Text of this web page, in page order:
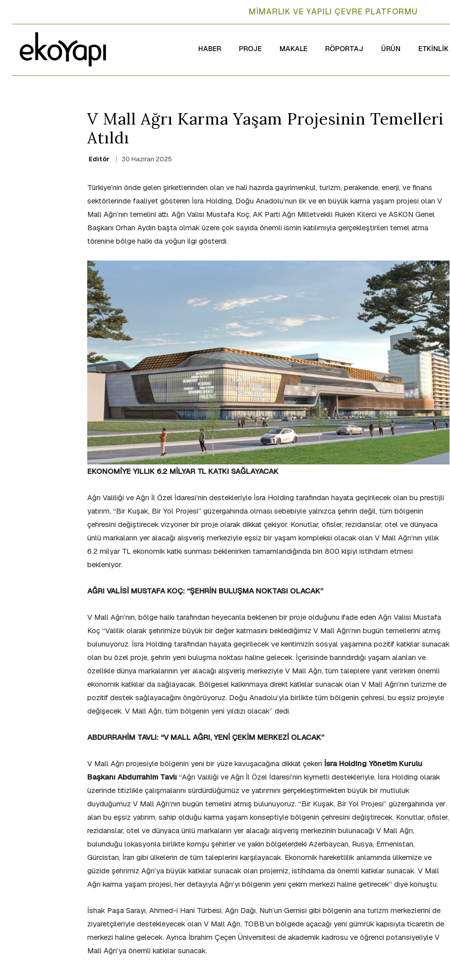
MİMARLIK VE YAPILI ÇEVRE PLATFORMU
HABER PROJE MAKALE RÖPORTAJ ÜRÜN ETKİNLİK
V Mall Ağrı Karma Yaşam Projesinin Temelleri
Atıldı
Editör 30 Haziran 2025
Türkiye’nin önde gelen şirketlerinden olan ve hali hazırda gayrimenkul, turizm, perakende, enerji, ve finans
sektörlerinde faaliyet gösteren İsra Holding, Doğu Anadolu’nun ilk ve en büyük karma yaşam projesi olan V
Mall Ağrı’nın temelini attı. Ağrı Valisi Mustafa Koç, AK Parti Ağrı Milletvekili Ruken Kilerci ve ASKON Genel
Başkanı Orhan Aydın başta olmak üzere çok sayıda önemli ismin katılımıyla gerçekleştirilen temel atma
törenine bölge halkı da yoğun ilgi gösterdi.
EKONOMİYE YILLIK 6.2 MİLYAR TL KATKI SAĞLAYACAK
Ağrı Valiliği ve Ağrı İl Özel İdaresi’nin destekleriyle İsra Holding tarafından hayata geçirilecek olan bu prestijli
yatırım, “Bir Kuşak, Bir Yol Projesi” güzergahında olması sebebiyle yalnızca şehrin değil, tüm bölgenin
çehresini değiştirecek vizyoner bir proje olarak dikkat çekiyor. Konutlar, ofisler, rezidanslar, otel ve dünyaca
ünlü markaların yer alacağı alışveriş merkeziyle eşsiz bir yaşam kompleksi olacak olan V Mall Ağrı’nın yıllık
6.2 milyar TL ekonomik katkı sunması beklenirken tamamlandığında bin 800 kişiyi istihdam etmesi
bekleniyor.
AĞRI VALİSİ MUSTAFA KOÇ: “ŞEHRİN BULUŞMA NOKTASI OLACAK”
V Mall Ağrı’nın, bölge halkı tarafından heyecanla beklenen bir proje olduğunu ifade eden Ağrı Valisi Mustafa
Koç “Valilik olarak şehrimize büyük bir değer katmasını beklediğimiz V Mall Ağrı’nın bugün temellerini atmış
bulunuyoruz. İsra Holding tarafından hayata geçirilecek ve kentimizin sosyal yaşamına pozitif katkılar sunacak
olan bu özel proje, şehrin yeni buluşma noktası haline gelecek. İçerisinde barındırdığı yaşam alanları ve
özellikle dünya markalarının yer alacağı alışveriş merkeziyle V Mall Ağrı, tüm taleplere yanıt verirken önemli
ekonomik katkılar da sağlayacak. Bölgesel kalkınmaya direkt katkılar sunacak olan V Mall Ağrı’nın turizme de
pozitif destek sağlayacağını öngörüyoruz. Doğu Anadolu’yla birlikte tüm bölgenin çehresi, bu eşsiz projeyle
değişecek. V Mall Ağrı, tüm bölgenin yeni yıldızı olacak” dedi.
ABDURRAHİM TAVLI: “V MALL AĞRI, YENİ ÇEKİM MERKEZİ OLACAK”
V Mall Ağrı projesiyle bölgenin yeni bir yüze kavuşacağına dikkat çeken İsra Holding Yönetim Kurulu
Başkanı Abdurrahim Tavlı “Ağrı Valiliği ve Ağrı İl Özel İdaresi’nin kıymetli destekleriyle, İsra Holding olarak
üzerinde titizlikle çalışmalarını sürdürdüğümüz ve yatırımını gerçekleştirmekten büyük bir mutluluk
duyduğumuz V Mall Ağrı’nın bugün temelini atmış bulunuyoruz. “Bir Kuşak, Bir Yol Projesi” güzergahında yer
alan bu eşsiz yatırım, sahip olduğu karma yaşam konseptiyle bölgenin çehresini değiştirecek. Konutlar, ofisler,
rezidanslar, otel ve dünyaca ünlü markaların yer alacağı alışveriş merkezinin bulunacağı V Mall Ağrı,
bulunduğu lokasyonla birlikte komşu şehirler ve yakın bölgelerdeki Azerbaycan, Rusya, Ermenistan,
Gürcistan, İran gibi ülkelerin de tüm taleplerini karşılayacak. Ekonomik hareketlilik anlamında ülkemize ve
güzide şehrimiz Ağrı’ya büyük katkılar sunacak olan projemiz, istihdama da önemli katkılar sunacak. V Mall
Ağrı karma yaşam projesi, her detayıyla Ağrı’yı bölgenin yeni çekim merkezi haline getirecek” diye konuştu.
İshak Paşa Sarayı, Ahmed-i Hani Türbesi, Ağrı Dağı, Nuh’un Gemisi gibi bölgenin ana turizm merkezlerini de
ziyaretçileriyle destekleyecek olan V Mall Ağrı, TOBB’un bölgede açacağı yeni gümrük kapısıyla ticaretin de
merkezi haline gelecek. Ayrıca İbrahim Çeçen Üniversitesi de akademik kadrosu ve öğrenci potansiyeliyle V
Mall Ağrı’ya önemli katkılar sunacak.